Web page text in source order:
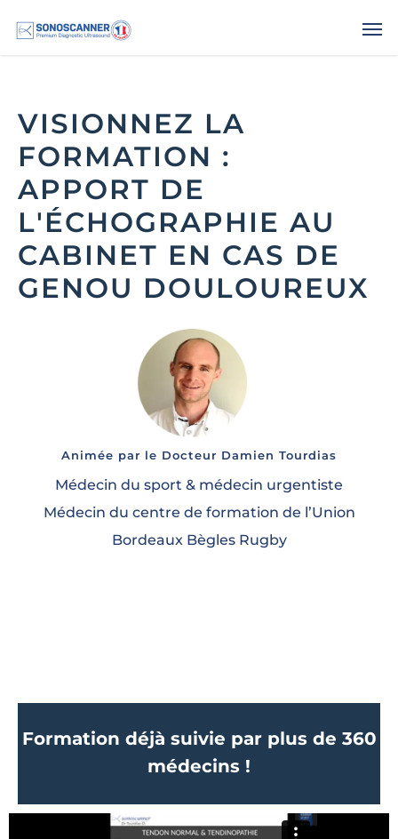
VISIONNEZ LA
FORMATION :
APPORT DE
L'ÉCHOGRAPHIE AU
CABINET EN CAS DE
GENOU DOULOUREUX
Animée par le Docteur Damien Tourdias
Médecin du sport & médecin urgentiste
Médecin du centre de formation de l’Union
Bordeaux Bègles Rugby
Formation déjà suivie par plus de 360
médecins !